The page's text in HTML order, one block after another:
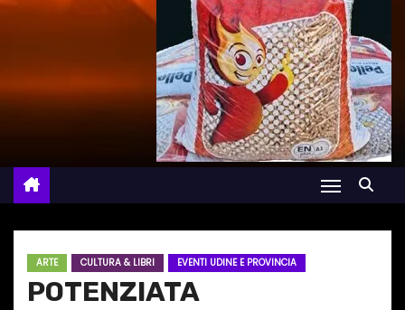
ARTE CULTURA & LIBRI EVENTI UDINE E PROVINCIA
POTENZIATA